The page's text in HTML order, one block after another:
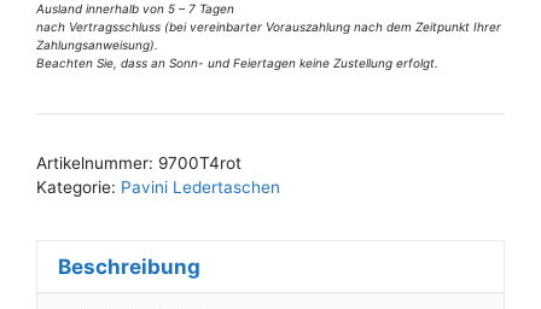
Leder-
Crossovertasche
rot
Ausland innerhalb von 5 – 7 Tagen
nach Vertragsschluss (bei vereinbarter Vorauszahlung nach dem Zeitpunkt Ihrer
Zahlungsanweisung).
Beachten Sie, dass an Sonn- und Feiertagen keine Zustellung erfolgt.
l
e
t
Artikelnummer: 9700T4rot
Kategorie: Pavini Ledertaschen
Beschreibung